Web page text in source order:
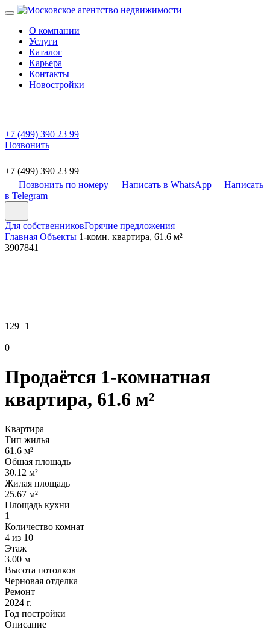
О компании
Услуги
Каталог
Карьера
Контакты
Новостройки
+7 (499) 390 23 99
Позвонить
+7 (499) 390 23 99
Позвонить по номеру
Написать в WhatsApp
Написать
в Telegram
Для собственниковГорячие предложения
Главная Объекты 1-комн. квартира, 61.6 м²
3907841
129+1
0
Продаётся 1-комнатная
квартира, 61.6 м²
Квартира
Тип жилья
61.6 м²
Общая площадь
30.12 м²
Жилая площадь
25.67 м²
Площадь кухни
1
Количество комнат
4 из 10
Этаж
3.00 м
Высота потолков
Черновая отделка
Ремонт
2024 г.
Год постройки
Описание